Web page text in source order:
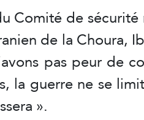
Comité de
de la Choura,
pas peur de
la guerre ne se
».